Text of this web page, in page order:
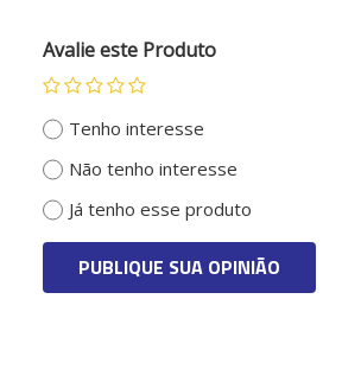
Avalie este Produto
Tenho interesse
Não tenho interesse
Já tenho esse produto
PUBLIQUE SUA OPINIÃO